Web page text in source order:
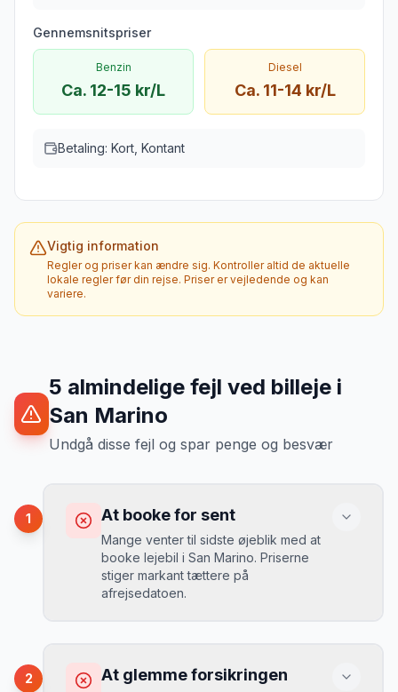
Gennemsnitspriser
Benzin
Ca. 12-15 kr/L
Diesel
Ca. 11-14 kr/L
Betaling: Kort, Kontant
Vigtig information
Regler og priser kan ændre sig. Kontroller altid de aktuelle
lokale regler før din rejse. Priser er vejledende og kan
variere.
5 almindelige fejl ved billeje i
San Marino
Undgå disse fejl og spar penge og besvær
1 At booke for sent
Mange venter til sidste øjeblik med at
booke lejebil i San Marino. Priserne
stiger markant tættere på
afrejsedatoen.
Du betaler 30-50% mere, og de bedste
biler er udsolgt.
2 At glemme forsikringen